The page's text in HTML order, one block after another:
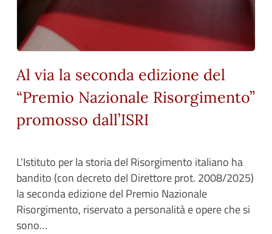
Al via la seconda edizione del
“Premio Nazionale Risorgimento”
promosso dall’ISRI
L’Istituto per la storia del Risorgimento italiano ha
bandito (con decreto del Direttore prot. 2008/2025)
la seconda edizione del Premio Nazionale
Risorgimento, riservato a personalità e opere che si
sono…